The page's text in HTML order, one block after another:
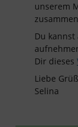
unserem
Du
Dir dieses
Liebe
Selina